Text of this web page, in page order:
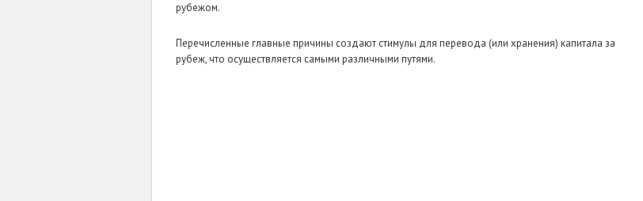
рубежом.
Перечисленные главные причины создают стимулы для перевода (или хранения) капитала за
рубеж, что осуществляется самыми различными путями.